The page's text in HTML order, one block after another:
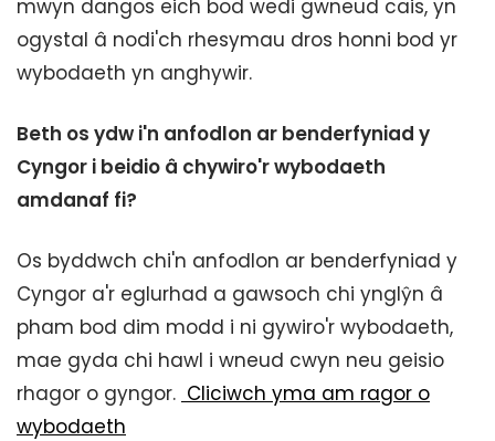
mwyn dangos eich bod wedi gwneud cais, yn
ogystal â nodi'ch rhesymau dros honni bod yr
wybodaeth yn anghywir.
Beth os ydw i'n anfodlon ar benderfyniad y
Cyngor i beidio â chywiro'r wybodaeth
amdanaf fi?
Os byddwch chi'n anfodlon ar benderfyniad y
Cyngor a'r eglurhad a gawsoch chi ynglŷn â
pham bod dim modd i ni gywiro'r wybodaeth,
mae gyda chi hawl i wneud cwyn neu geisio
rhagor o gyngor. Cliciwch yma am ragor o
wybodaeth